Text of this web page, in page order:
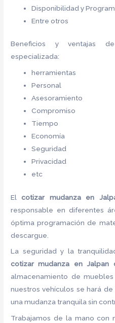
Disponibilidad y
Entre otros
Beneficios y ventajas
especializada:
herramientas
Personal
Asesoramiento
Compromiso
Tiempo
Economía
Seguridad
Privacidad
etc
Elcotizar mudanzaen
responsable en diferentes
óptima programación de
descargue.
La seguridad y la
cotizar mudanza en Jalpan
almacenamiento de
nuestros vehículos se hará
una mudanza tranquila sin
Trabajamos de la mano con